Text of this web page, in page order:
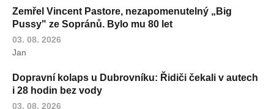
Zemřel Vincent Pastore, nezapomenutelný „Big
Pussy" ze Sopránů. Bylo mu 80 let
03. 08. 2026
Jan
Dopravní kolaps u Dubrovníku: Řidiči čekali v autech
i 28 hodin bez vody
03. 08. 2026